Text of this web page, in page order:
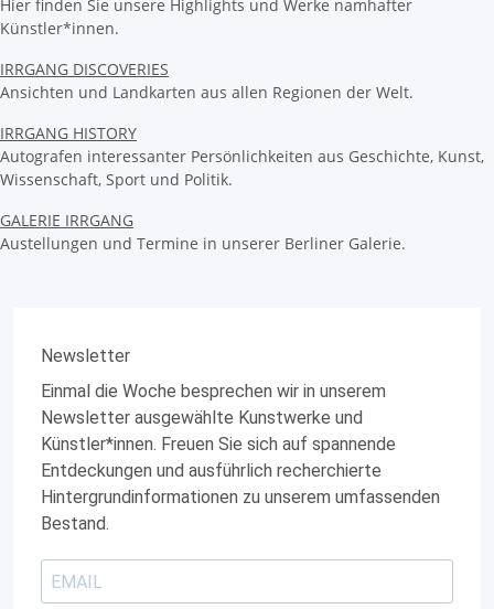
Hier finden Sie unsere Highlights und Werke namhafter
Künstler*innen.
IRRGANG DISCOVERIES
Ansichten und Landkarten aus allen Regionen der Welt.
IRRGANG HISTORY
Autografen interessanter Persönlichkeiten aus Geschichte, Kunst,
Wissenschaft, Sport und Politik.
GALERIE IRRGANG
Austellungen und Termine in unserer Berliner Galerie.
Newsletter
Einmal die Woche besprechen wir in unserem
Newsletter ausgewählte Kunstwerke und
Künstler*innen. Freuen Sie sich auf spannende
Entdeckungen und ausführlich recherchierte
Hintergrundinformationen zu unserem umfassenden
Bestand.